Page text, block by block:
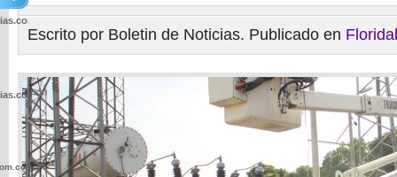
Escrito por Boletin de Noticias. Publicado en
wp-
wp-
wp-